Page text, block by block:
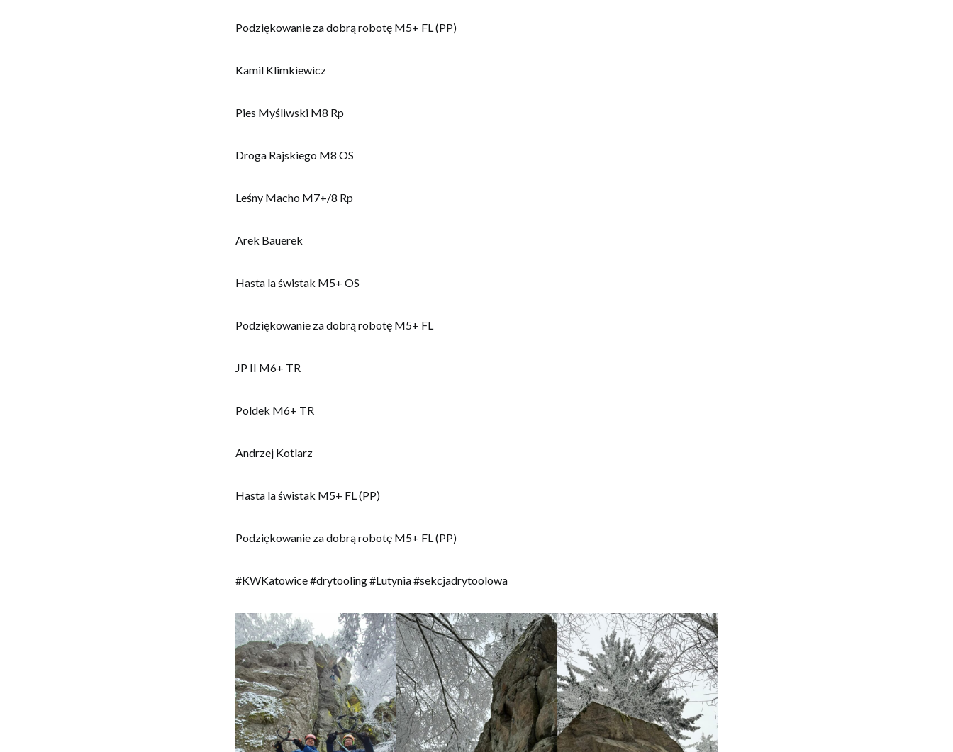
Podziękowanie za dobrą robotę M5+ FL (PP)
Kamil Klimkiewicz
Pies Myśliwski M8 Rp
Droga Rajskiego M8 OS
Leśny Macho M7+/8 Rp
Arek Bauerek
Hasta la świstak M5+ OS
Podziękowanie za dobrą robotę M5+ FL
JP II M6+ TR
Poldek M6+ TR
Andrzej Kotlarz
Hasta la świstak M5+ FL (PP)
Podziękowanie za dobrą robotę M5+ FL (PP)
#KWKatowice #drytooling #Lutynia #sekcjadrytoolowa